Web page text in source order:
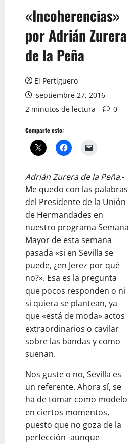
«Incoherencias»
por Adrián Zurera
de la Peña
El Pertiguero
septiembre 27, 2016
2 minutos de lectura
0
Comparte esto:
Adrián Zurera de la Peña.-
Me quedo con las palabras
del Presidente de la Unión
de Hermandades en
nuestro programa Semana
Mayor de esta semana
pasada «si en Sevilla se
puede, ¿en Jerez por qué
no?». Esa es la pregunta
que pocos responden o ni
si quiera se plantean, ya
que «está de moda» actos
extraordinarios o cavilar
sobre las bandas y como
suenan.
Nos guste o no, Sevilla es
un referente. Ahora sí, se
ha de tomar como modelo
en ciertos momentos,
puesto que no goza de la
perfección -aunque